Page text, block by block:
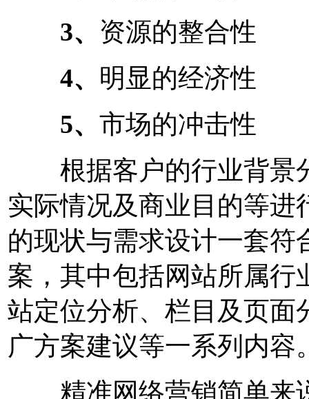
3、 资源的整合性
4、 明显的经济性
5、 市场的冲击性
根据客户的行业背景
实际情况及商业目的等进
的现状与需求设计一套符
案，其中包括网站所属行
站定位分析、栏目及页面
广方案建议等一系列内容
精准网络营销简单来